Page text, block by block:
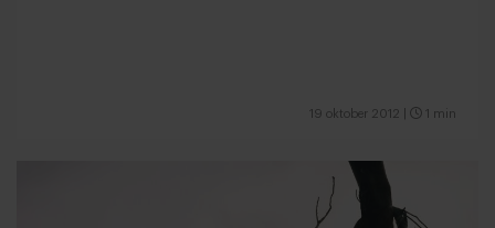
19 oktober 2012 1 min